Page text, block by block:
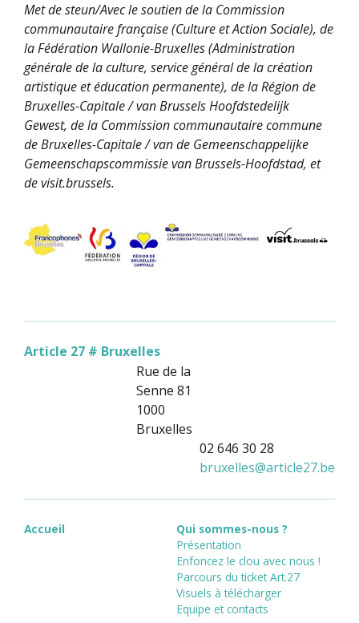
Met de steun/Avec le soutien de la Commission
communautaire française (Culture et Action Sociale), de
la Fédération Wallonie-Bruxelles (Administration
générale de la culture, service général de la création
artistique et éducation permanente), de la Région de
Bruxelles-Capitale / van Brussels Hoofdstedelijk
Gewest, de la Commission communautaire commune
de Bruxelles-Capitale / van de Gemeenschappelijke
Gemeenschapscommissie van Brussels-Hoofdstad, et
de visit.brussels.
Article 27 # Bruxelles
Rue de la
Senne 81
1000
Bruxelles
02 646 30 28
bruxelles@article27.be
Accueil
Qui sommes-nous ?
Présentation
Enfoncez le clou avec nous !
Parcours du ticket Art.27
Visuels à télécharger
Equipe et contacts